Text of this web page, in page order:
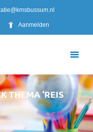
Aanmelden
THEMA ‘REIS